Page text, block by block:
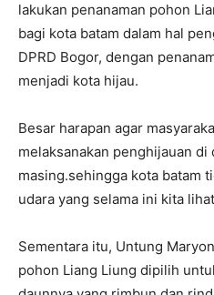
lakukan penanaman pohon
bagi kota batam dalam hal
DPRD Bogor, dengan
menjadi kota hijau.
Besar harapan agar
melaksanakan penghijauan di
masing.sehingga kota batam
udara yang selama ini kita
‎Sementara itu, Untung
pohon Liang Liung dipilih